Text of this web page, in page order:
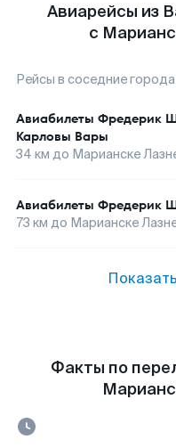
Авиарейсы из
с
Рейсы в соседние города
Авиабилеты Фредерик
Карловы Вары
34 км до Марианске
Авиабилеты Фредерик
73 км до Марианске
Факты по